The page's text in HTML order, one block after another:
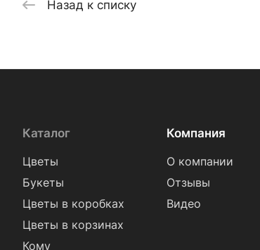
Назад к списку
Каталог
Цветы
Букеты
Цветы в коробках
Цветы в корзинах
Кому
Компания
О компании
Отзывы
Видео